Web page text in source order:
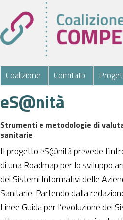
Coalizione Comitato
eS@nità
Strumenti e metodologie di
sanitarie
Il progetto eS@nità prevede
di una Roadmap per lo sviluppo
dei Sistemi Informativi delle
Sanitarie. Partendo dalla
Linee Guida per l’evoluzione dei